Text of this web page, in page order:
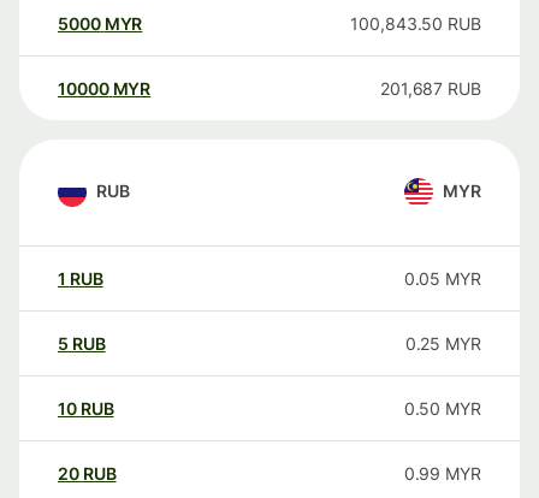
5000 MYR 100,843.50 RUB
10000 MYR 201,687 RUB
RUB MYR
1 RUB 0.05 MYR
5 RUB 0.25 MYR
10 RUB 0.50 MYR
20 RUB 0.99 MYR